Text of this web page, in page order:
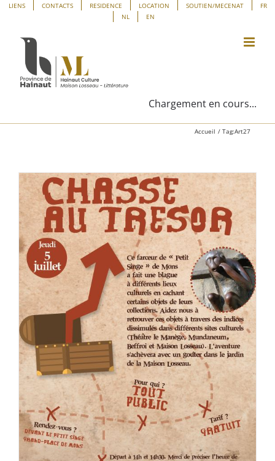
Panneau de gestion des cookies
Passer
contenu
LIENS CONTACTS RESIDENCE LOCATION SOUTIEN/MECENAT
FR
NL
EN
Chargement en cours...
Accueil Tag:Art27